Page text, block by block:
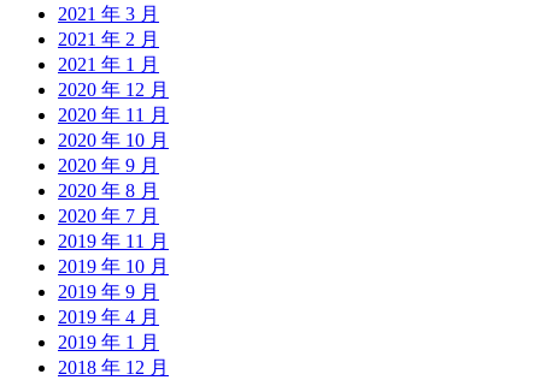
2021 年 3 月
2021 年 2 月
2021 年 1 月
2020 年 12 月
2020 年 11 月
2020 年 10 月
2020 年 9 月
2020 年 8 月
2020 年 7 月
2019 年 11 月
2019 年 10 月
2019 年 9 月
2019 年 4 月
2019 年 1 月
2018 年 12 月